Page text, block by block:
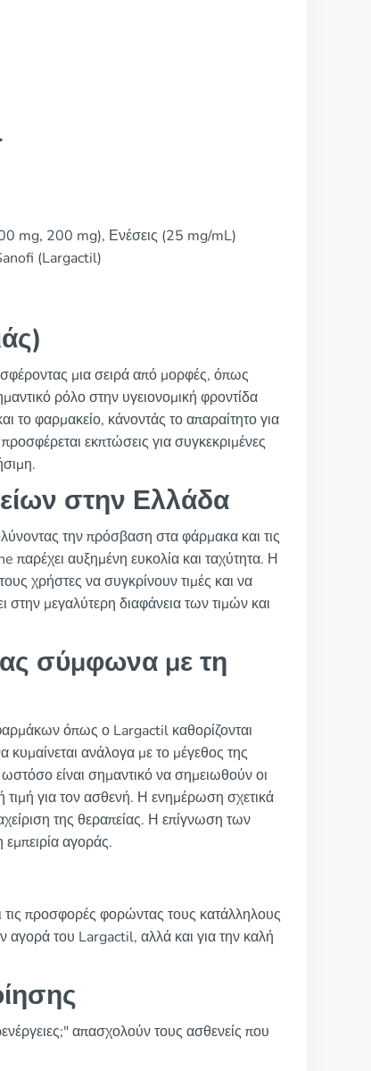
mg, 200 mg), Ενέσεις (25 mg/mL)
(Largactil)
μια σειρά από μορφές, όπως
ρόλο στην υγειονομική φροντίδα
το φαρμακείο, κάνοντάς το απαραίτητο για
εκπτώσεις για συγκεκριμένες
στην Ελλάδα
την πρόσβαση στα φάρμακα και τις
παρέχει αυξημένη ευκολία και ταχύτητα. Η
χρήστες να συγκρίνουν τιμές και να
μεγαλύτερη διαφάνεια των τιμών και
σύμφωνα με τη
όπως ο Largactil καθορίζονται
ανάλογα με το μέγεθος της
ωστόσο είναι σημαντικό να σημειωθούν οι
τιμή για τον ασθενή. Η ενημέρωση σχετικά
της θεραπείας. Η επίγνωση των
αγοράς.
τις προσφορές φορώντας τους κατάλληλους
αγορά του Largactil, αλλά και για την καλή
απασχολούν τους ασθενείς που